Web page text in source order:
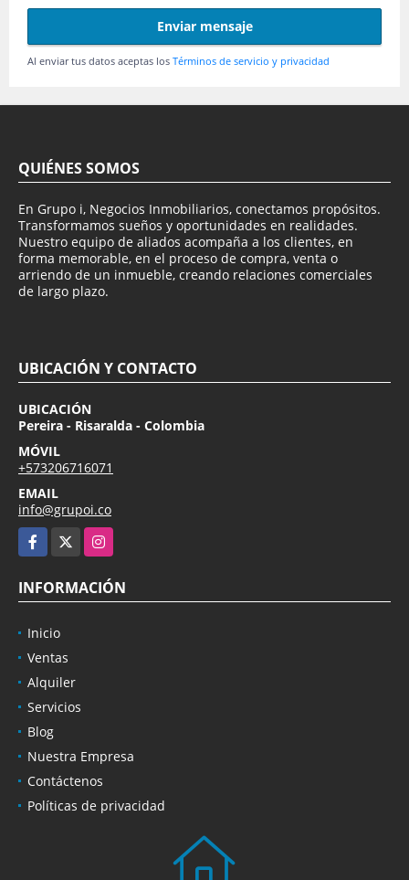
Enviar mensaje
Al enviar tus datos aceptas los Términos de servicio y privacidad
QUIÉNES SOMOS
En Grupo i, Negocios Inmobiliarios, conectamos propósitos.
Transformamos sueños y oportunidades en realidades.
Nuestro equipo de aliados acompaña a los clientes, en
forma memorable, en el proceso de compra, venta o
arriendo de un inmueble, creando relaciones comerciales
de largo plazo.
UBICACIÓN Y CONTACTO
UBICACIÓN
Pereira - Risaralda - Colombia
MÓVIL
+573206716071
EMAIL
info@grupoi.co
Facebook
Instagram
INFORMACIÓN
Inicio
Ventas
Alquiler
Servicios
Blog
Nuestra Empresa
Contáctenos
Políticas de privacidad